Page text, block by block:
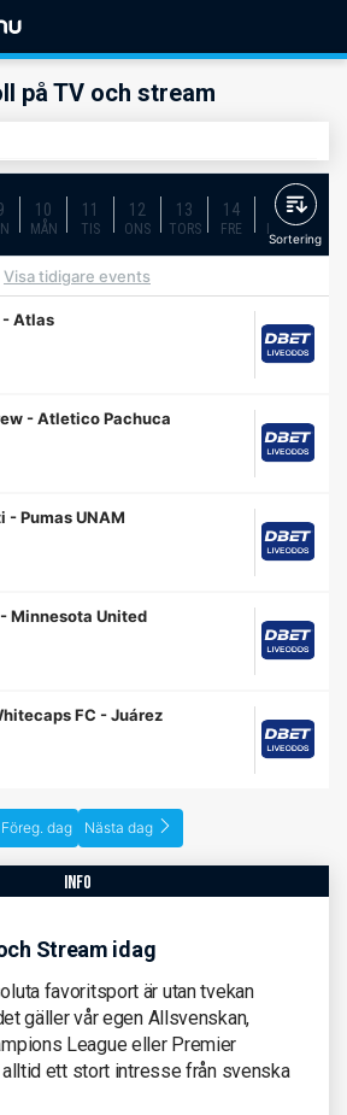
på TV och stream
10
MÅN
11
TIS
12
ONS
13
TORS
14
FRE
15
LÖR
Sortering
Visa tidigare events
-Atlas
-Atletico Pachuca
-Pumas UNAM
-Minnesota United
FC -Juárez
Föreg. dag Nästa dag
info
Stream idag
favoritsport är utan tvekan
gäller vår egen Allsvenskan,
League eller Premier
ett stort intresse från svenska